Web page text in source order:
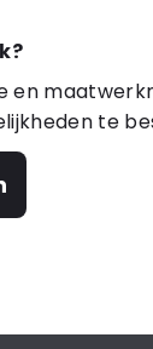
en
te